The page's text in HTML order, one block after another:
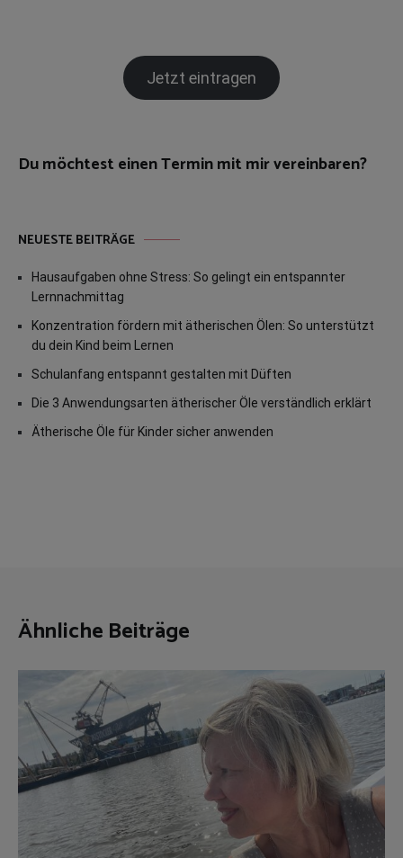
Jetzt eintragen
Du möchtest einen Termin mit mir vereinbaren?
NEUESTE BEITRÄGE
Hausaufgaben ohne Stress: So gelingt ein entspannter
Lernnachmittag
Konzentration fördern mit ätherischen Ölen: So unterstützt
du dein Kind beim Lernen
Schulanfang entspannt gestalten mit Düften
Die 3 Anwendungsarten ätherischer Öle verständlich erklärt
Ätherische Öle für Kinder sicher anwenden
Ähnliche Beiträge